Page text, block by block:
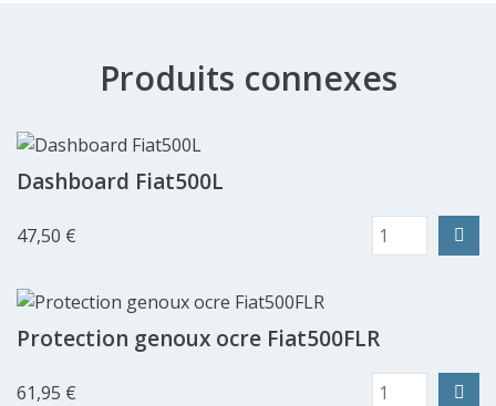
Produits connexes
Dashboard Fiat500L
47,50 €
Protection genoux ocre Fiat500FLR
61,95 €